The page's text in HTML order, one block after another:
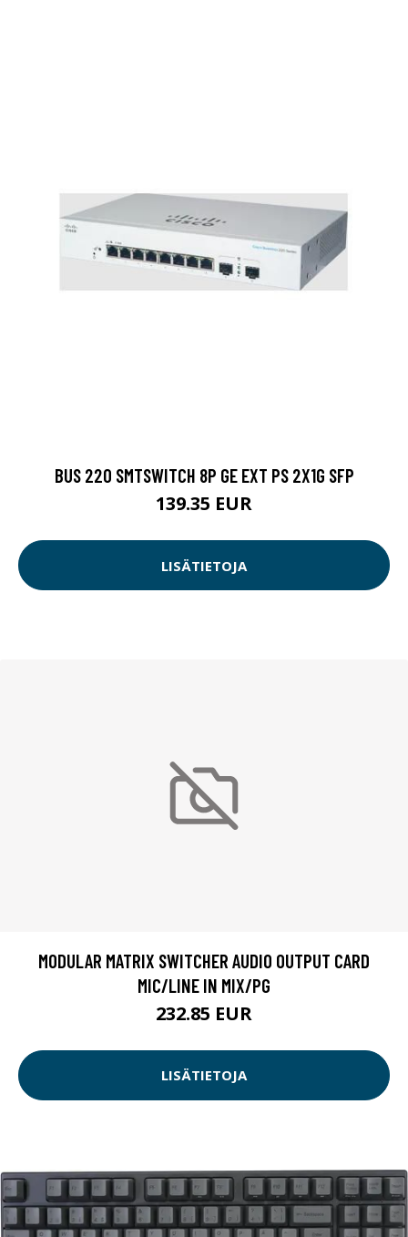
BUS 220 SMTSWITCH 8P GE EXT PS 2X1G SFP
139.35 EUR
LISÄTIETOJA
MODULAR MATRIX SWITCHER AUDIO OUTPUT CARD
MIC/LINE IN MIX/PG
232.85 EUR
LISÄTIETOJA